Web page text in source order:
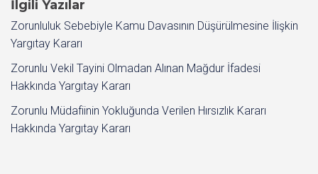
İlgili Yazılar
Zorunluluk Sebebiyle Kamu Davasının Düşürülmesine İlişkin
Yargıtay Kararı
Zorunlu Vekil Tayini Olmadan Alınan Mağdur İfadesi
Hakkında Yargıtay Kararı
Zorunlu Müdafiinin Yokluğunda Verilen Hırsızlık Kararı
Hakkında Yargıtay Kararı